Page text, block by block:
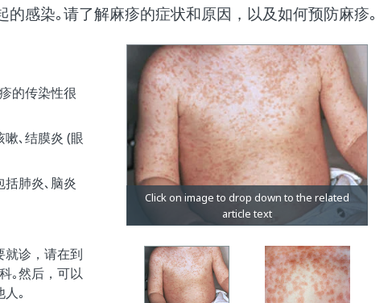
感染｡请了解麻疹的症状和原因，以及如何预防麻疹｡
的传染性很
､结膜炎 (眼
括肺炎､脑炎
就诊，请在到
｡然后，可以
｡